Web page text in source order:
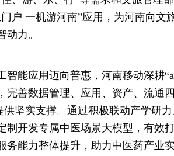
户 一机游河南”应用，为河南向文
动力。
智能应用迈向普惠，河南移动深耕
完善数据管理、应用、资产、流通
供坚实支撑。通过积极联动产学研
制开发专属中医场景大模型，有效
务能力整体提升，助力中医药产业